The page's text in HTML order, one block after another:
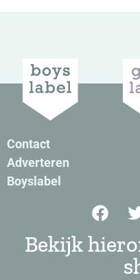
Contact
Adverteren
Boyslabel
Bekijk